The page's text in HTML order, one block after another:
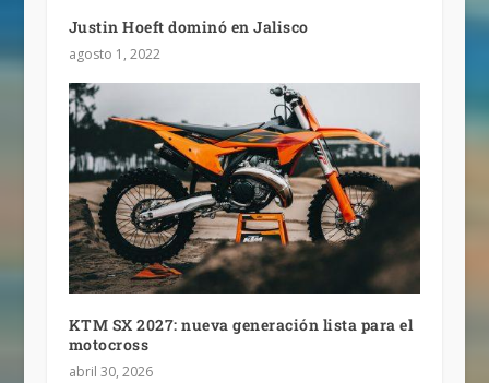
Justin Hoeft dominó en Jalisco
agosto 1, 2022
KTM SX 2027: nueva generación lista para el
motocross
abril 30, 2026